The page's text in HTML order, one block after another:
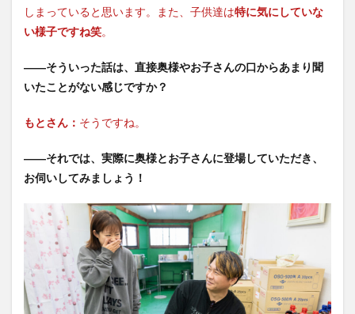
しまっていると思います。また、子供達は特に気にしていな
い様子ですね笑。
――そういった話は、直接奥様やお子さんの口からあまり聞
いたことがない感じですか？
もとさん： そうですね。
――それでは、実際に奥様とお子さんに登場していただき、
お伺いしてみましょう！